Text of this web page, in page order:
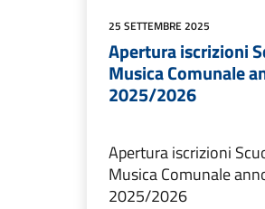
25 SETTEMBRE 2025
Apertura iscrizioni
Musica Comunale
2025/2026
Apertura iscrizioni
Musica Comunale
2025/2026